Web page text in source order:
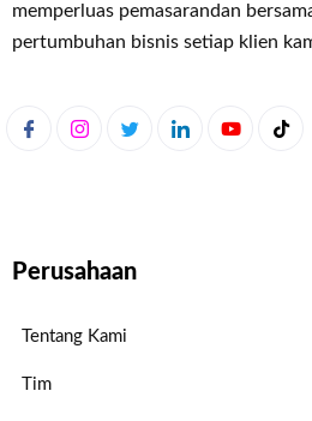
memperluas pemasarandan
pertumbuhan bisnis setiap klien
Perusahaan
Tentang Kami
Tim